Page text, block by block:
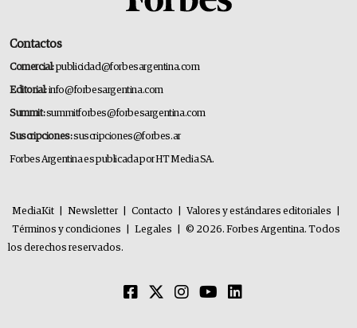
Contactos
Comercial:publicidad@forbesargentina.com
Editorial:info@forbesargentina.com
Summit:summitforbes@forbesargentina.com
Suscripciones:suscripciones@forbes.ar
Forbes Argentina es publicada por HT Media SA.
MediaKit Newsletter Contacto Valores y estándares editoriales
Términos y condiciones
Legales
© 2026. Forbes Argentina. Todos
los derechos reservados.